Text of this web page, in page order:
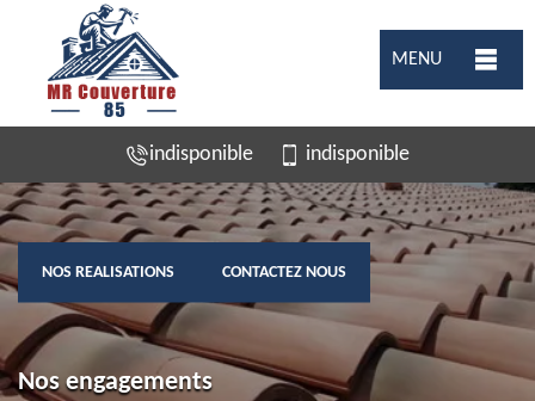
MENU
indisponible indisponible
NOS REALISATIONS CONTACTEZ NOUS
Nos engagements